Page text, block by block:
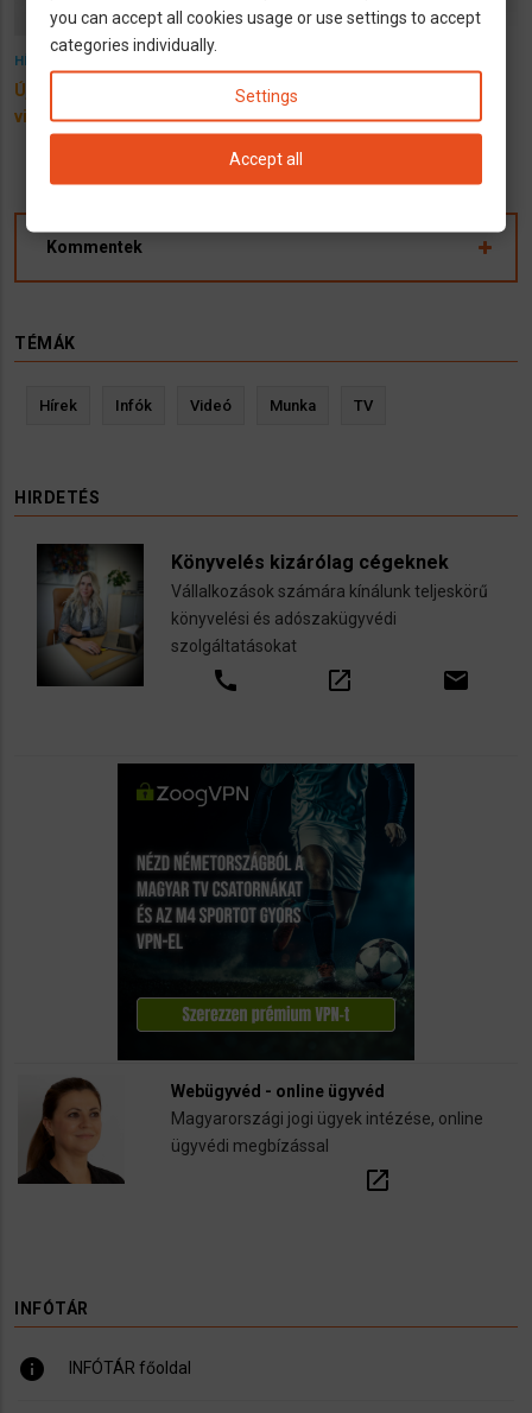
HÍREK
Új praxis-díj minden orvosi
vizitnél?
JAEG: 6450€ lesz a havi
jövedelmhatár 2026-tól
Kommentek
TÉMÁK
Hírek Infók Videó Munka TV
HIRDETÉS
Könyvelés kizárólag cégeknek
Vállalkozások számára kínálunk teljeskörű
könyvelési és adószakügyvédi
szolgáltatásokat
call open_in_new email
Webügyvéd - online ügyvéd
Magyarországi jogi ügyek intézése, online
ügyvédi megbízással
open_in_new
INFÓTÁR
info INFÓTÁR főoldal
you can accept all cookies usage or use settings to accept
categories individually.
Settings
Accept all